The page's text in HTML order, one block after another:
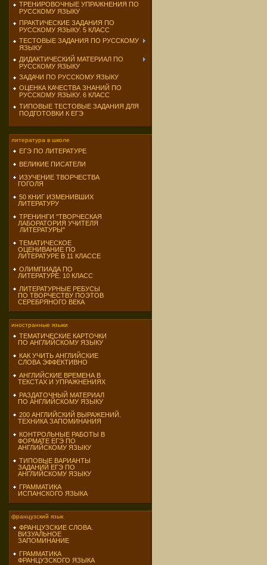
ТРЕНИРОВОЧНЫЕ УПРАЖНЕНИЯ ПО
РУССКОМУ ЯЗЫКУ
ПРАКТИЧЕСКИЕ ЗАДАНИЯ ПО
РУССКОМУ ЯЗЫКУ. 5 КЛАСС
ТЕСТОВЫЕ ЗАДАНИЯ ПО РУССКОМУ
ЯЗЫКУ
ДИДАКТИЧЕСКИЙ МАТЕРИАЛ ПО
РУССКОМУ ЯЗЫКУ
ЗАДАЧИ ПО РУССКОМУ ЯЗЫКУ
ОЦЕНКА КАЧЕСТВА ЗНАНИЙ ПО
РУССКОМУ ЯЗЫКУ. 6 КЛАСС
ТИПОВЫЕ ТЕСТОВЫЕ ЗАДАНИЯ ДЛЯ
ПОДГОТОВКИ К ЕГЭ
литература в школе
ЕГЭ ПО ЛИТЕРАТУРЕ
ВЕЛИКИЕ ПИСАТЕЛИ
ИЗУЧЕНИЕ ТВОРЧЕСТВА
ГОГОЛЯ
50 КНИГ ИЗМЕНИВШИХ
ЛИТЕРАТУРУ
ТРЕНИНГИ "ТВОРЧЕСКАЯ
ЛАБОРАТОРИЯ УЧИТЕЛЯ
ЛИТЕРАТУРЫ"
ТЕМАТИЧЕСКОЕ
ОЦЕНИВАНИЕ ПО
ЛИТЕРАТУРЕ В 11 КЛАССЕ
ОЛИМПИАДА ПО
ЛИТЕРАТУРЕ. 10 КЛАСС
ЛИТЕРАТУРНЫЕ РЕБУСЫ
ПО ТВОРЧЕСТВУ ПОЭТОВ
СЕРЕБРЯНОГО ВЕКА
иностранные языки
ТЕМАТИЧЕСКИЕ КАРТОЧКИ
ПО АНГЛИЙСКОМУ ЯЗЫКУ
КАК УЧИТЬ АНГЛИЙСКИЕ
СЛОВА ЭФФЕКТИВНО
АНГЛИЙСКИЕ ВРЕМЕНА В
ТЕКСТАХ И УПРАЖНЕНИЯХ
РАЗДАТОЧНЫЙ МАТЕРИАЛ
ПО АНГЛИЙСКОМУ ЯЗЫКУ
200 АНГЛИЙСКИЙ ВЫРАЖЕНИЙ.
ТЕХНИКА ЗАПОМИНАНИЯ
КОНТРОЛЬНЫЕ РАБОТЫ В
ФОРМАТЕ ЕГЭ ПО
АНГЛИЙСКОМУ ЯЗЫКУ
ТИПОВЫЕ ВАРИАНТЫ
ЗАДАНИЙ ЕГЭ ПО
АНГЛИЙСКОМУ ЯЗЫКУ
ГРАММАТИКА
ИСПАНСКОГО ЯЗЫКА
французский язык
ФРАНЦУЗСКИЕ СЛОВА.
ВИЗУАЛЬНОЕ
ЗАПОМИНАНИЕ
ГРАММАТИКА
ФРАНЦУЗСКОГО ЯЗЫКА